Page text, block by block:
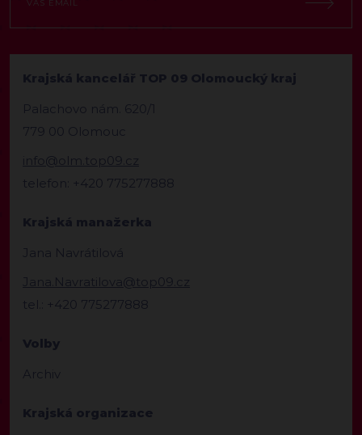
Krajská kancelář TOP 09 Olomoucký kraj
Palachovo nám. 620/1
779 00 Olomouc
info@olm.top09.cz
telefon: +420 775277888
Krajská manažerka
Jana Navrátilová
Jana.Navratilova@top09.cz
tel.: +420 775277888
Volby
Archiv
Krajská organizace